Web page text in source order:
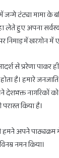
टंट्या मामा के
हुए अपना
निमाड़ में खरगोन में
से प्ररेणा पाकर
होता है। हमारे
नागरिकों को
किया है।
अपने पाठ्यक्रम
नमन किया।
लाभ